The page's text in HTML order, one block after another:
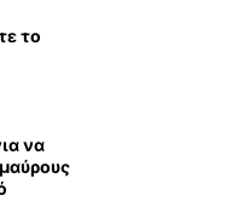
το
να